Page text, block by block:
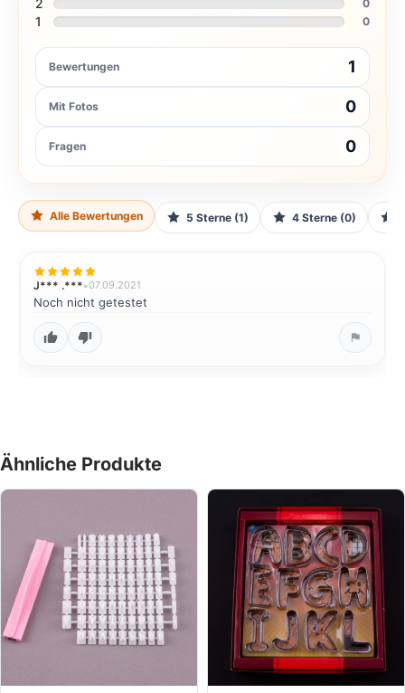
2 0
1 0
Bewertungen 1
Mit Fotos 0
Fragen 0
Alle Bewertungen 5 Sterne (1) 4 Sterne (0)
J*** .***•07.09.2021
Noch nicht getestet
Ähnliche Produkte